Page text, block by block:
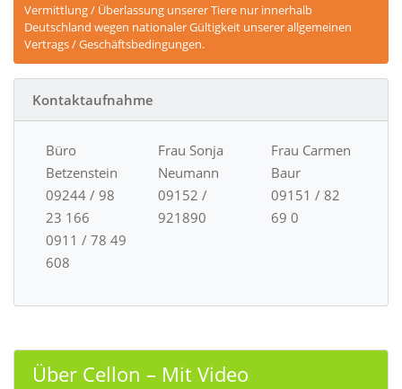
Vermittlung / Überlassung unserer Tiere nur innerhalb
Deutschland wegen nationaler Gültigkeit unserer allgemeinen
Vertrags / Geschäftsbedingungen.
Kontaktaufnahme
Büro
Betzenstein
09244 / 98
23 166
0911 / 78 49
608
Frau Sonja
Neumann
09152 /
921890
Frau Carmen
Baur
09151 / 82
69 0
Über Cellon – Mit Video